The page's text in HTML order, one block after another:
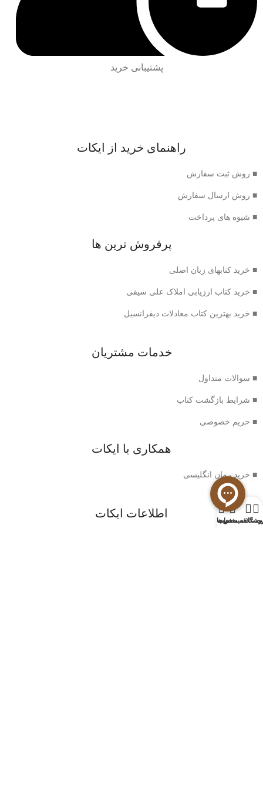
پشتیبانی خرید
راهنمای خرید از ایکات
■ روش ثبت سفارش
■ روش ارسال سفارش
■ شیوه های پرداخت
پرفروش ترین ها
■ خرید کتابهای زبان اصلی
■ خرید کتاب ارزیابی املاک علی سیفی
■ خرید بهترین کتاب معادلات دیفرانسیل
خدمات مشتریان
■ سوالات متداول
■ شرایط بازگشت کتاب
■ حریم خصوصی
همکاری با ایکات
■ خرید رمان انگلیسی
اطلاعات ایکات
علاقه مندی ها
0
سبد خرید
حساب من